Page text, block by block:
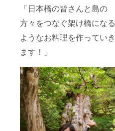
「日本橋の皆さんと島の
方々をつなぐ架け橋になる
ようなお料理を作っていき
ます！」